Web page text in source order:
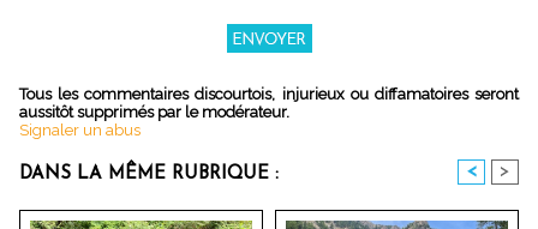
Tous les commentaires discourtois, injurieux ou diffamatoires seront
aussitôt supprimés par le modérateur.
Signaler un abus
DANS LA MÊME RUBRIQUE : < >